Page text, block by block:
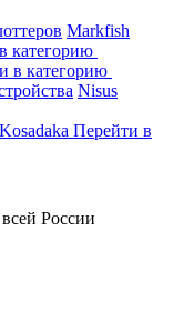
Markfish
категорию
в категорию
Nisus
Kosadaka Перейти в
России